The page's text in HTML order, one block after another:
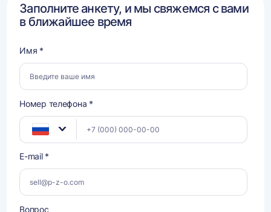
Заполните анкету, и мы свяжемся с вами
в ближайшее время
Имя *
Номер телефона *
E-mail *
Вопрос